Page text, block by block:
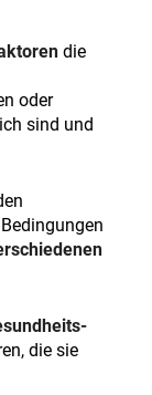
die
oder
sind und
Bedingungen
die sie